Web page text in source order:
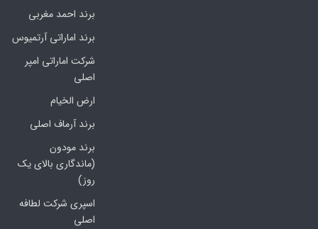
برند احمد مغربی
برند اماراتی آرتمیوس
شرکت اماراتی امپر
اصلی
ارض الخیام
برند آرماف اصلی
برند مودون
(ماندگاری بالای یک
روز)
اسپری شرکت لطافه
اصلی